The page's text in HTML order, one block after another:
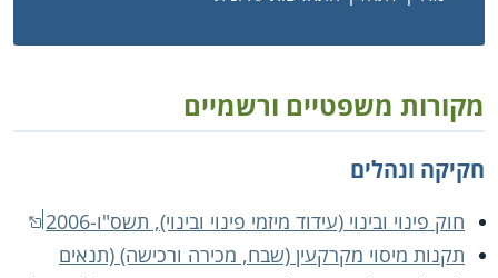
מקורות משפטיים ורשמיים
חקיקה ונהלים
חוק פינוי ובינוי (עידוד מיזמי פינוי ובינוי), תשס"ו-2006
תקנות מיסוי מקרקעין (שבח, מכירה ורכישה) (תנאים